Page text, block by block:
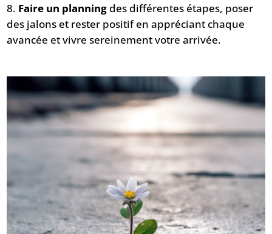
Faire un planning des différentes étapes, poser
des jalons et rester positif en appréciant chaque
avancée et vivre sereinement votre arrivée.